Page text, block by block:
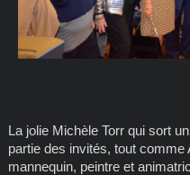
La jolie Michèle Torr qui sort
partie des invités, tout comme
mannequin, peintre et